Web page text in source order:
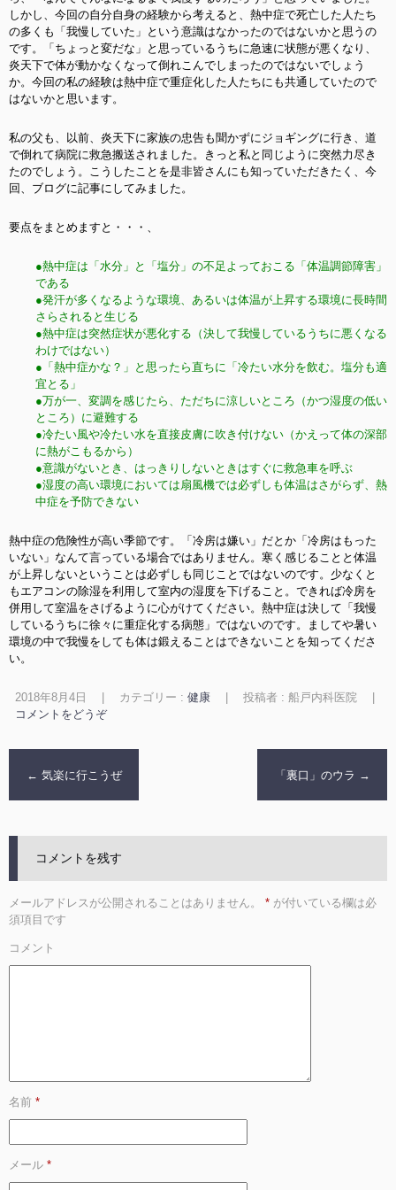
しかし、今回の自分自身の経験から考えると、熱中症で死亡した人たち
の多くも「我慢していた」という意識はなかったのではないかと思うの
です。「ちょっと変だな」と思っているうちに急速に状態が悪くなり、
炎天下で体が動かなくなって倒れこんでしまったのではないでしょう
か。今回の私の経験は熱中症で重症化した人たちにも共通していたので
はないかと思います。
私の父も、以前、炎天下に家族の忠告も聞かずにジョギングに行き、道
で倒れて病院に救急搬送されました。きっと私と同じように突然力尽き
たのでしょう。こうしたことを是非皆さんにも知っていただきたく、今
回、ブログに記事にしてみました。
要点をまとめますと・・・、
●熱中症は「水分」と「塩分」の不足よっておこる「体温調節障害」
である
●発汗が多くなるような環境、あるいは体温が上昇する環境に長時間
さらされると生じる
●熱中症は突然症状が悪化する（決して我慢しているうちに悪くなる
わけではない）
●「熱中症かな？」と思ったら直ちに「冷たい水分を飲む。塩分も適
宜とる」
●万が一、変調を感じたら、ただちに涼しいところ（かつ湿度の低い
ところ）に避難する
●冷たい風や冷たい水を直接皮膚に吹き付けない（かえって体の深部
に熱がこもるから）
●意識がないとき、はっきりしないときはすぐに救急車を呼ぶ
●湿度の高い環境においては扇風機では必ずしも体温はさがらず、熱
中症を予防できない
熱中症の危険性が高い季節です。「冷房は嫌い」だとか「冷房はもった
いない」なんて言っている場合ではありません。寒く感じることと体温
が上昇しないということは必ずしも同じことではないのです。少なくと
もエアコンの除湿を利用して室内の湿度を下げること。できれば冷房を
併用して室温をさげるように心がけてください。熱中症は決して「我慢
しているうちに徐々に重症化する病態」ではないのです。ましてや暑い
環境の中で我慢をしても体は鍛えることはできないことを知ってくださ
い。
2018年8月4日 カテゴリー : 健康 投稿者 : 船戸内科医院
コメントをどうぞ
← 気楽に行こうぜ 「裏口」のウラ →
コメントを残す
メールアドレスが公開されることはありません。 * が付いている欄は必
須項目です
コメント
名前 *
メール *